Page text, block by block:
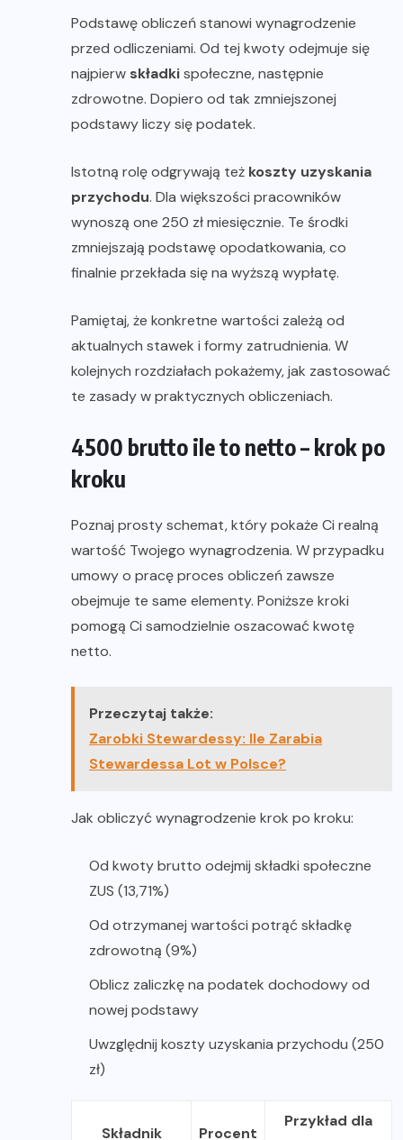
Podstawę obliczeń stanowi wynagrodzenie
przed odliczeniami. Od tej kwoty odejmuje się
najpierw składkispołeczne, następnie
zdrowotne. Dopiero od tak zmniejszonej
podstawy liczy się podatek.
Istotną rolę odgrywają też koszty uzyskania
przychodu. Dla większości pracowników
wynoszą one 250 zł miesięcznie. Te środki
zmniejszają podstawę opodatkowania, co
finalnie przekłada się na wyższą wypłatę.
Pamiętaj, że konkretne wartości zależą od
aktualnych stawek i formy zatrudnienia. W
kolejnych rozdziałach pokażemy, jak zastosować
te zasady w praktycznych obliczeniach.
4500 brutto ile to netto – krok po
kroku
Poznaj prosty schemat, który pokaże Ci realną
wartość Twojego wynagrodzenia. W przypadku
umowy o pracę proces obliczeń zawsze
obejmuje te same elementy. Poniższe kroki
pomogą Ci samodzielnie oszacować kwotę
netto.
Przeczytaj także:
Zarobki Stewardessy: Ile Zarabia
Stewardessa Lot w Polsce?
Jak obliczyć wynagrodzenie krok po kroku:
Od kwoty brutto odejmij składki społeczne
ZUS (13,71%)
Od otrzymanej wartości potrąć składkę
zdrowotną (9%)
Oblicz zaliczkę na podatek dochodowy od
nowej podstawy
Uwzględnij koszty uzyskania przychodu (250
zł)
Składnik Procent
Przykład dla